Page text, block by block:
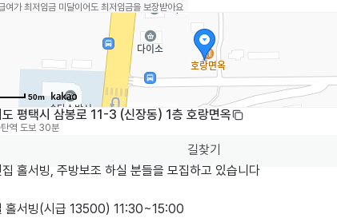
여가 최저임금 미달이어도 최저임금을 보장받아요
50m
도 평택시 삼봉로 11-3 (신장동) 1층 호랑면옥
역 도보 30분
길찾기
집 홀서빙, 주방보조 하실 분들을 모집하고 있습니다
홀서빙(시급 13500) 11:30~15:00